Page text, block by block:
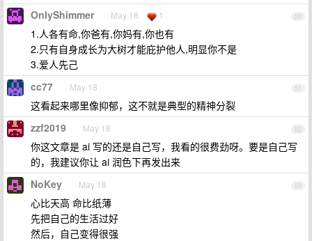
50
OnlyShimmer May 18 1
1.人各有命,你爸有,你妈有,你也有
2.只有自身成长为大树才能庇护他人,明显你不是
3.爱人先己
51
cc77 May 18
这看起来哪里像抑郁，这不就是典型的精神分裂
52
zzf2019 May 18
你这文章是 ai 写的还是自己写，我看的很费劲呀。要是自己写
的，我建议你让 ai 润色下再发出来
53
NoKey May 18
心比天高 命比纸薄
先把自己的生活过好
然后，自己变得很强